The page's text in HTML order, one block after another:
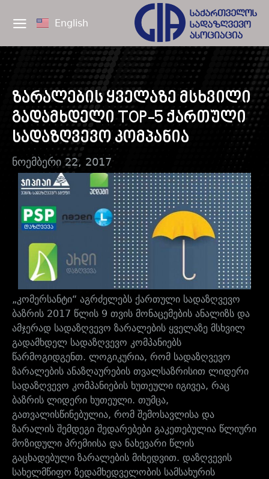
English
ზარალების ყველაზე მსხვილი
გადამხდელი TOP-5 ქართული
სადაზღვევო კომპანია
ნოემბერი 22, 2017
„კომერსანტი“ აგრძელებს ქართული სადაზღვევო
ბაზრის 2017 წლის 9 თვის მონაცემების ანალიზს და
ამჯერად სადაზღვევო ზარალების ყველაზე მსხვილ
გადამხდელ სადაზღვევო კომპანიებს
წარმოგიდგენთ. ლოგიკურია, რომ სადაზღვევო
ზარალების ანაზღაურების თვალსაზრისით ლიდერი
სადაზღვევო კომპანიების ხუთეული იგივეა, რაც
ბაზრის ლიდერი ხუთეული. თუმცა,
გათვალისწინებულია, რომ შემოსავლისა და
ზარალის შემდეგი შედარებები გაკეთებულია წლიური
მოზიდული პრემიისა და ნახევარი წლის
გაცხადებული ზარალების მიხედვით. დაზღვევის
სახელმწიფო ზედამხედველობის სამსახურის